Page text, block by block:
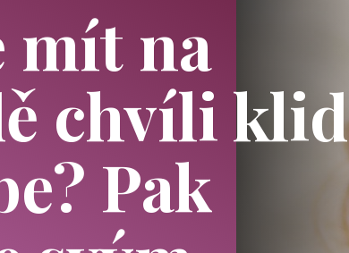
mít na
chvíli klid
Pak